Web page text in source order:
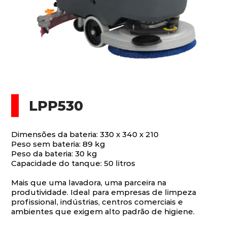
LPP530
Dimensões da bateria: 330 x 340 x 210
Peso sem bateria: 89 kg
Peso da bateria: 30 kg
Capacidade do tanque: 50 litros
Mais que uma lavadora, uma parceira na
produtividade. Ideal para empresas de limpeza
profissional, indústrias, centros comerciais e
ambientes que exigem alto padrão de higiene.